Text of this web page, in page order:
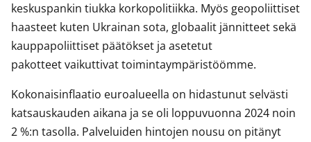
keskuspankin tiukka korkopolitiikka. Myös geopoliittiset
haasteet kuten Ukrainan sota, globaalit jännitteet sekä
kauppapoliittiset päätökset ja asetetut
pakotteet vaikuttivat toimintaympäristöömme.
Kokonaisinflaatio euroalueella on hidastunut selvästi
katsauskauden aikana ja se oli loppuvuonna 2024 noin
2 %:n tasolla. Palveluiden hintojen nousu on pitänyt